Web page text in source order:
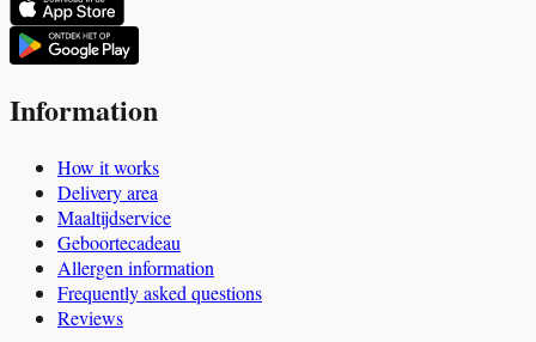
Information
How it works
Delivery area
Maaltijdservice
Geboortecadeau
Allergen information
Frequently asked questions
Reviews